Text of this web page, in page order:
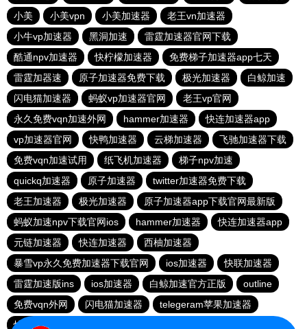
小美
小美vpn 小美加速器
老王vn加速器
小牛vp加速器
黑洞加速
雷霆加速器官网下载
酷通npv加速器
快柠檬加速器
免费梯子加速器app七天
雷霆加器速
原子加速器免费下载 极光加速器
白鲸加速
闪电猫加速器
蚂蚁vp加速器官网
老王vp官网
永久免费vqn加速外网
hammer加速器
快连加速器app
vp加速器官网
快鸭加速器 云梯加速器
飞驰加速器下载
免费vqn加速试用
纸飞机加速器
梯子npv加速
quickq加速器
原子加速器
twitter加速器免费下载
老王加速器
极光加速器
原子加速器app下载官网最新版
蚂蚁加速npv下载官网ios
hammer加速器
快连加速器app
元链加速器
快连加速器
西柚加速器
暴雪vp永久免费加速器下载官网
ios加速器
快联加速器
雷霆加速版ins
ios加速器 白鲸加速官方正版
outline
免费vqn外网
闪电猫加速器
telegeram苹果加速器
快连lets加速器